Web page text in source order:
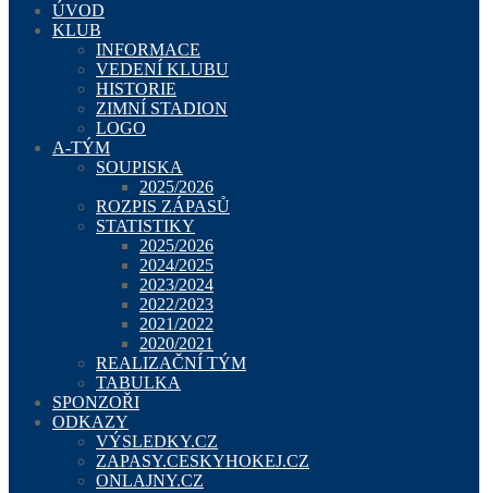
ÚVOD
KLUB
INFORMACE
VEDENÍ KLUBU
HISTORIE
ZIMNÍ STADION
LOGO
A-TÝM
SOUPISKA
2025/2026
ROZPIS ZÁPASŮ
STATISTIKY
2025/2026
2024/2025
2023/2024
2022/2023
2021/2022
2020/2021
REALIZAČNÍ TÝM
TABULKA
SPONZOŘI
ODKAZY
VÝSLEDKY.CZ
ZAPASY.CESKYHOKEJ.CZ
ONLAJNY.CZ